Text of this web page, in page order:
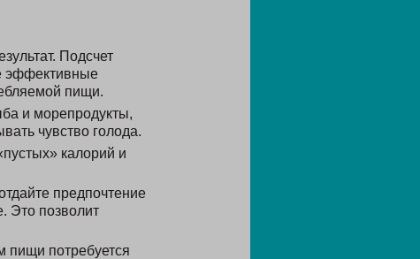
Подсчет
эффективные
пищи.
и морепродукты,
чувство голода.
калорий и
предпочтение
Это позволит
потребуется